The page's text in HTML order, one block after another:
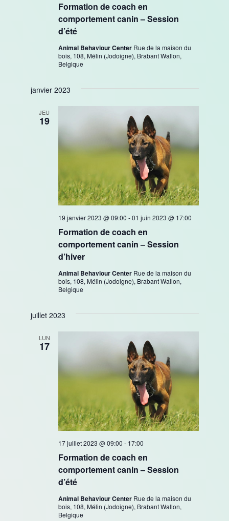
Formation de coach en
comportement canin – Session
d’été
Animal Behaviour Center Rue de la maison du
bois, 108, Mélin (Jodoigne), Brabant Wallon,
Belgique
janvier 2023
JEU
19
Formation de coach en
comportement canin – Session
d’hiver
19 janvier 2023 @ 09:00 -01 juin 2023 @ 17:00
Animal Behaviour Center Rue de la maison du
bois, 108, Mélin (Jodoigne), Brabant Wallon,
Belgique
juillet 2023
LUN
17
Formation de coach en
comportement canin – Session
d’été
17 juillet 2023 @ 09:00 - 17:00
Animal Behaviour Center Rue de la maison du
bois, 108, Mélin (Jodoigne), Brabant Wallon,
Belgique